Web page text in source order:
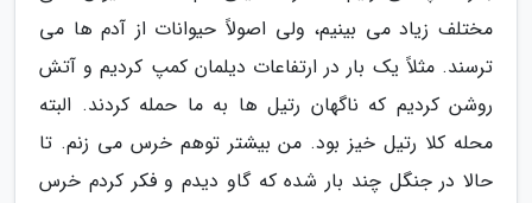
مختلف زیاد می بینیم، ولی اصولاً حیوانات از آدم ها می
ترسند. مثلاً یک بار در ارتفاعات دیلمان کمپ کردیم و آتش
روشن کردیم که ناگهان رتیل ها به ما حمله کردند. البته
محله کلا رتیل خیز بود. من بیشتر توهم خرس می زنم. تا
حالا در جنگل چند بار شده که گاو دیدم و فکر کردم خرس